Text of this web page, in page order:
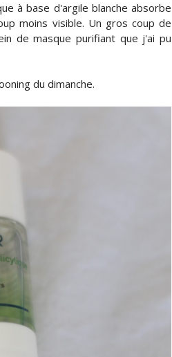
à base d'argile blanche absorbe
moins visible. Un gros coup de
de masque purifiant que j'ai pu
du dimanche.